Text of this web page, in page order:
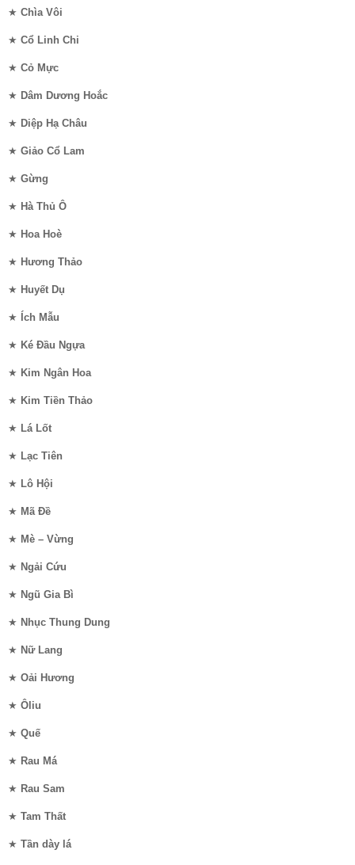
★ Chìa Vôi
★ Cổ Linh Chi
★ Cỏ Mực
★ Dâm Dương Hoắc
★ Diệp Hạ Châu
★ Giảo Cổ Lam
★ Gừng
★ Hà Thủ Ô
★ Hoa Hoè
★ Hương Thảo
★ Huyết Dụ
★ Ích Mẫu
★ Ké Đầu Ngựa
★ Kim Ngân Hoa
★ Kim Tiền Thảo
★ Lá Lốt
★ Lạc Tiên
★ Lô Hội
★ Mã Đề
★ Mè – Vừng
★ Ngải Cứu
★ Ngũ Gia Bì
★ Nhục Thung Dung
★ Nữ Lang
★ Oải Hương
★ Ôliu
★ Quế
★ Rau Má
★ Rau Sam
★ Tam Thất
★ Tần dày lá